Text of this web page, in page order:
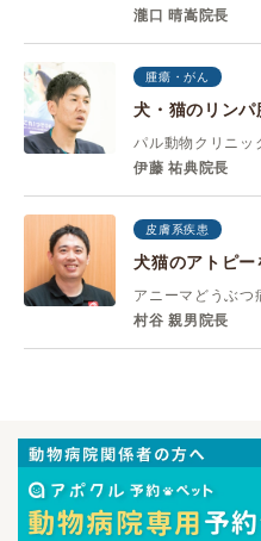
瀧口 晴嵩院長
腫瘍・がん
犬・猫のリン
パル動物クリニッ
伊藤 祐典院長
皮膚系疾患
犬猫のアトピ
アニーマどうぶつ
村谷 親男院長